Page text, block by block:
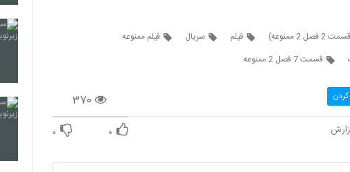
فیلم سریال
فیلم ممنوعه
قسمت 7 فصل 2 ممنوعه
۳۷۰
۰ ۰